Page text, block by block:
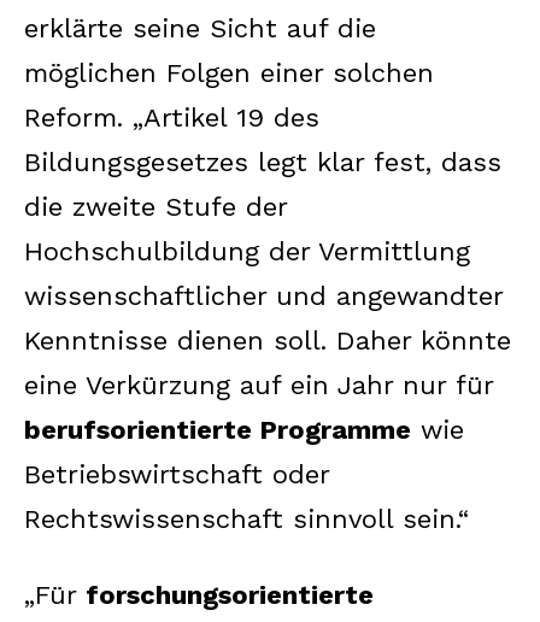
erklärte seine Sicht auf die
möglichen Folgen einer solchen
Reform. „Artikel 19 des
Bildungsgesetzes legt klar fest, dass
die zweite Stufe der
Hochschulbildung der Vermittlung
wissenschaftlicher und angewandter
Kenntnisse dienen soll. Daher könnte
eine Verkürzung auf ein Jahr nur für
berufsorientierte Programme wie
Betriebswirtschaft oder
Rechtswissenschaft sinnvoll sein.“
„Für forschungsorientierte